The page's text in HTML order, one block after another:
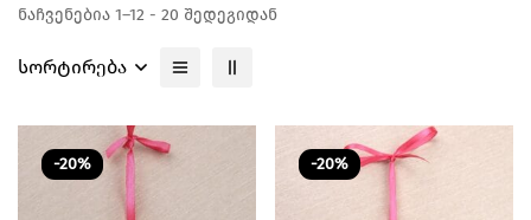
ნაჩვენებია 1–12 - 20 შედეგიდან
სორტირება
-20% -20%